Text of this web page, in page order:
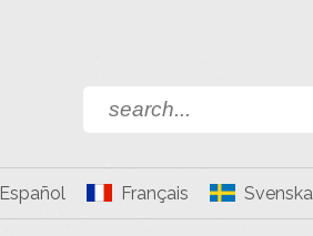
Español Français Svenska